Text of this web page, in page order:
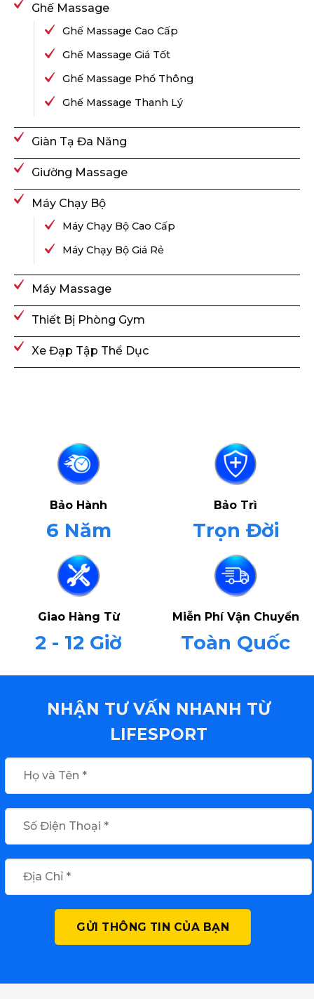
Ghế Massage
Ghế Massage Cao Cấp
Ghế Massage Giá Tốt
Ghế Massage Phổ Thông
Ghế Massage Thanh Lý
Giàn Tạ Đa Năng
Giường Massage
Máy Chạy Bộ
Máy Chạy Bộ Cao Cấp
Máy Chạy Bộ Giá Rẻ
Máy Massage
Thiết Bị Phòng Gym
Xe Đạp Tập Thể Dục
Bảo Hành
6 Năm
Bảo Trì
Trọn Đời
Giao Hàng Từ
2 - 12 Giờ
Miễn Phí Vận Chuyển
Toàn Quốc
NHẬN TƯ VẤN NHANH TỪ
LIFESPORT